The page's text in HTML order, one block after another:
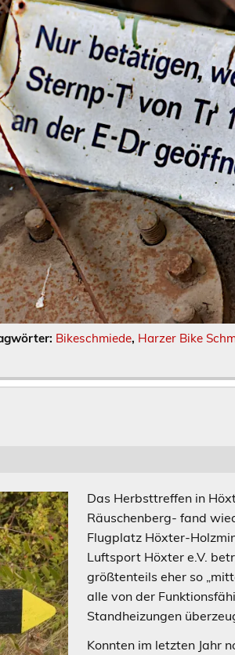
Bikeschmiede, Harzer Bike
Das Herbsttreffen in
Räuschenberg- fand
Flugplatz Höxter-
Luftsport Höxter e.V.
größtenteils eher so
alle von der
Standheizungen
Konnten im letzten Jahr